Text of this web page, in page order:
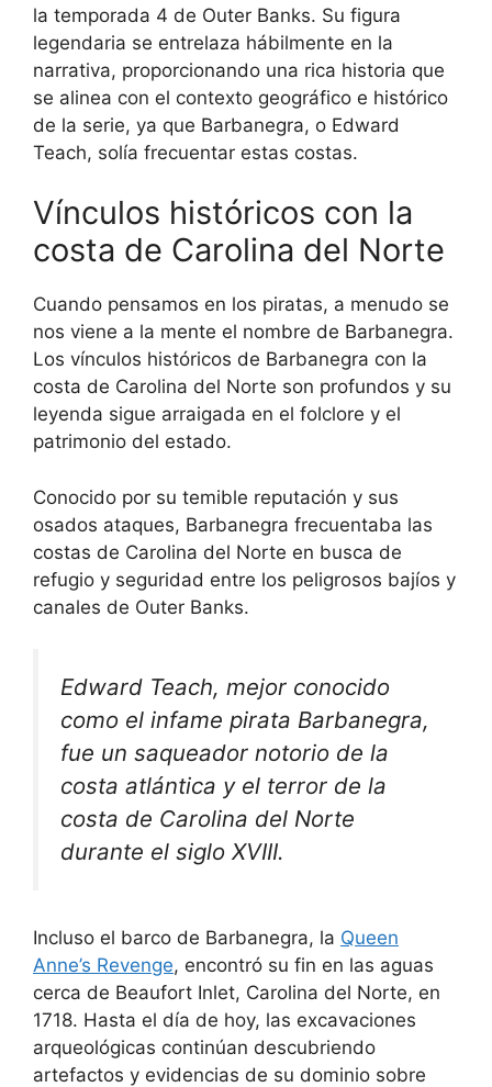
la temporada 4 de Outer Banks. Su figura
legendaria se entrelaza hábilmente en la
narrativa, proporcionando una rica historia que
se alinea con el contexto geográfico e histórico
de la serie, ya que Barbanegra, o Edward
Teach, solía frecuentar estas costas.
Vínculos históricos con la
costa de Carolina del Norte
Cuando pensamos en los piratas, a menudo se
nos viene a la mente el nombre de Barbanegra.
Los vínculos históricos de Barbanegra con la
costa de Carolina del Norte son profundos y su
leyenda sigue arraigada en el folclore y el
patrimonio del estado.
Conocido por su temible reputación y sus
osados ​​ataques, Barbanegra frecuentaba las
costas de Carolina del Norte en busca de
refugio y seguridad entre los peligrosos bajíos y
canales de Outer Banks.
Edward Teach, mejor conocido
como el infame pirata Barbanegra,
fue un saqueador notorio de la
costa atlántica y el terror de la
costa de Carolina del Norte
durante el siglo XVIII.
Incluso el barco de Barbanegra, la Queen
Anne’s Revenge, encontró su fin en las aguas
cerca de Beaufort Inlet, Carolina del Norte, en
1718. Hasta el día de hoy, las excavaciones
arqueológicas continúan descubriendo
artefactos y evidencias de su dominio sobre